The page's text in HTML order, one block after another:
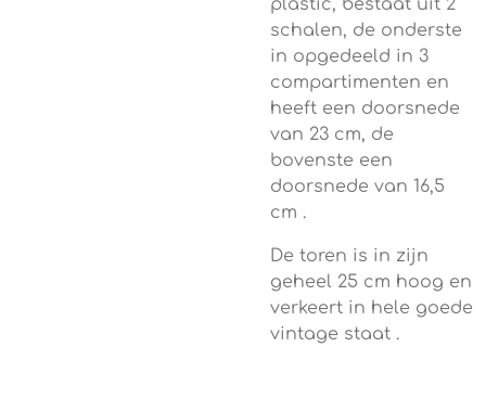
plastic, bestaat uit 2
schalen, de onderste
in opgedeeld in 3
compartimenten en
heeft een doorsnede
van 23 cm, de
bovenste een
doorsnede van 16,5
cm .
De toren is in zijn
geheel 25 cm hoog en
verkeert in hele goede
vintage staat .